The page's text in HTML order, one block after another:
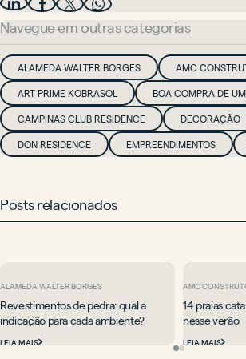
Navegue em outras categorias
ALAMEDA WALTER BORGES
AMC
ART PRIME KOBRASOL
BOA COMPRA DE
CAMPINAS CLUB RESIDENCE
DECORAÇÃO
DON RESIDENCE
EMPREENDIMENTOS
Posts relacionados
ALAMEDA WALTER BORGES
Revestimentos de pedra: qual a
indicação para cada ambiente?
LEIA MAIS
AMC
14 praias
nesse verão
LEIA MAIS